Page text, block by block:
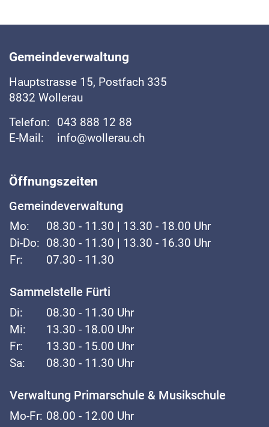
Gemeindeverwaltung
Hauptstrasse 15, Postfach 335
8832 Wollerau
Telefon:
043 888 12 88
E-Mail:
info@wollerau.ch
Öffnungszeiten
Gemeindeverwaltung
Mo:
08.30 - 11.30 | 13.30 - 18.00 Uhr
Di-Do: 08.30 - 11.30 | 13.30 - 16.30 Uhr
Fr:
07.30 - 11.30
Sammelstelle Fürti
Di:
08.30 - 11.30 Uhr
Mi:
13.30 - 18.00 Uhr
Fr:
13.30 - 15.00 Uhr
Sa:
08.30 - 11.30 Uhr
Verwaltung Primarschule & Musikschule
Mo-Fr: 08.00 - 12.00 Uhr